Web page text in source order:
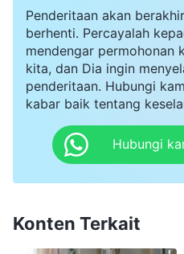
yang sangat besar di
berbaring melingkar. Si
besar itu menganiaya
musuh Tuhan, dan
penganiayaan karena
semua, sekelompok
Penampakan dan
Penderitaan akan
berhenti. Percayalah
mendengar permohonan
kita, dan Dia ingin
penderitaan. Hubungi
kabar baik tentang
Hubungi
Konten Terkait